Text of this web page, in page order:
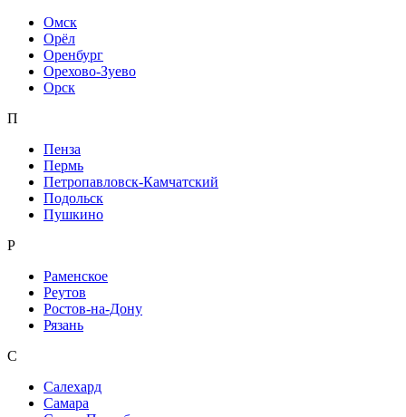
Омск
Орёл
Оренбург
Орехово-Зуево
Орск
П
Пенза
Пермь
Петропавловск-Камчатский
Подольск
Пушкино
Р
Раменское
Реутов
Ростов-на-Дону
Рязань
С
Салехард
Самара